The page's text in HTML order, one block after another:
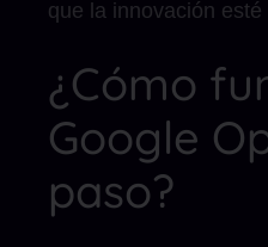
que la innovación
¿Cómo
Google
paso?